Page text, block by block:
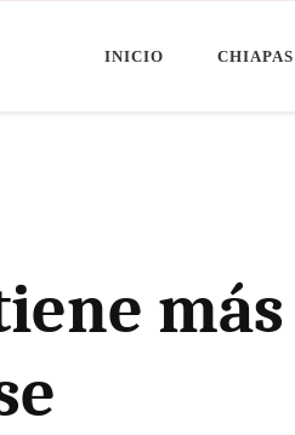
INICIO CHIAPAS